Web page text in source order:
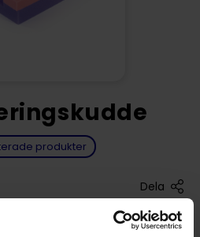
produkter
Dela